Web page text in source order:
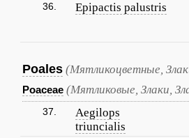
36. Epipactis palustris
Poales (Мятликоцветные,
Poaceae (Мятликовые, Злаки,
37.
Aegilops
triuncialis